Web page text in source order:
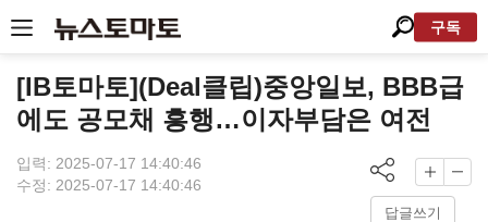
구독
[IB토마토](Deal클립)중앙일보, BBB급
에도 공모채 흥행…이자부담은 여전
입력: 2025-07-17 14:40:46
수정: 2025-07-17 14:40:46
답글쓰기